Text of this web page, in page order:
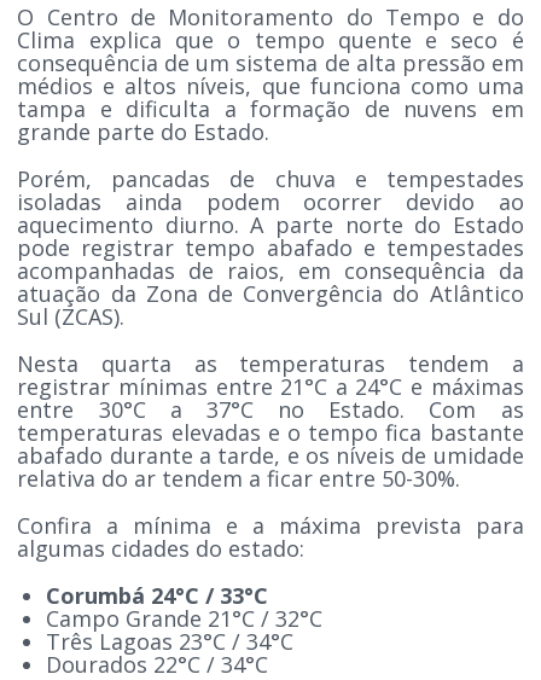
O Centro de Monitoramento do Tempo e do
Clima explica que o tempo quente e seco é
consequência de um sistema de alta pressão em
médios e altos níveis, que funciona como uma
tampa e dificulta a formação de nuvens em
grande parte do Estado.
Porém, pancadas de chuva e tempestades
isoladas ainda podem ocorrer devido ao
aquecimento diurno. A parte norte do Estado
pode registrar tempo abafado e tempestades
acompanhadas de raios, em consequência da
atuação da Zona de Convergência do Atlântico
Sul (ZCAS).
Nesta quarta as temperaturas tendem a
registrar mínimas entre 21°C a 24°C e máximas
entre 30°C a 37°C no Estado. Com as
temperaturas elevadas e o tempo fica bastante
abafado durante a tarde, e os níveis de umidade
relativa do ar tendem a ficar entre 50-30%.
Confira a mínima e a máxima prevista para
algumas cidades do estado:
Corumbá 24°C / 33°C
Campo Grande 21°C / 32°C
Três Lagoas 23°C / 34°C
Dourados 22°C / 34°C